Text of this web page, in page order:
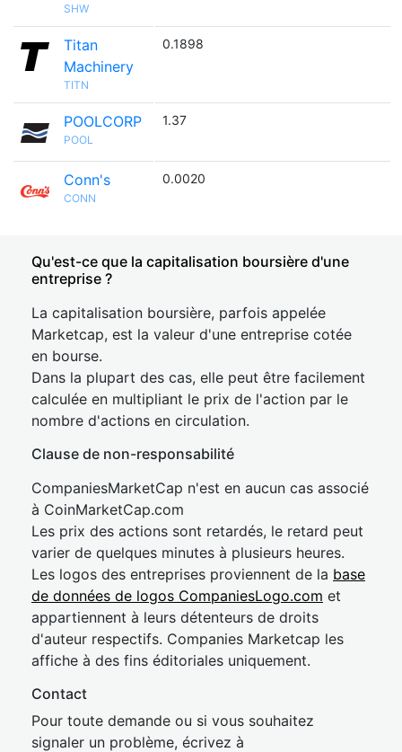
SHW
Titan
Machinery
TITN
0.1898
POOLCORP
POOL
1.37
Conn's
CONN
0.0020
Qu'est-ce que la capitalisation boursière d'une
entreprise ?
La capitalisation boursière, parfois appelée
Marketcap, est la valeur d'une entreprise cotée
en bourse.
Dans la plupart des cas, elle peut être facilement
calculée en multipliant le prix de l'action par le
nombre d'actions en circulation.
Clause de non-responsabilité
CompaniesMarketCap n'est en aucun cas associé
à CoinMarketCap.com
Les prix des actions sont retardés, le retard peut
varier de quelques minutes à plusieurs heures.
Les logos des entreprises proviennent de la base
de données de logos CompaniesLogo.com et
appartiennent à leurs détenteurs de droits
d'auteur respectifs. Companies Marketcap les
affiche à des fins éditoriales uniquement.
Contact
Pour toute demande ou si vous souhaitez
signaler un problème, écrivez à